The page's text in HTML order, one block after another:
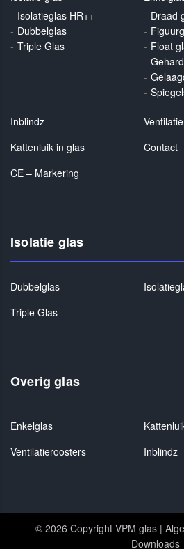
Isolatieglas HR++
Dubbelglas
Triple Glas
Draad
Float
Inblindz
Kattenluik in glas
Contact
CE – Markering
Isolatie glas
Dubbelglas
Triple Glas
Overig glas
Enkelglas
Ventilatieroosters
Inblindz
© 2026 Copyright VPM glas |
Downloads